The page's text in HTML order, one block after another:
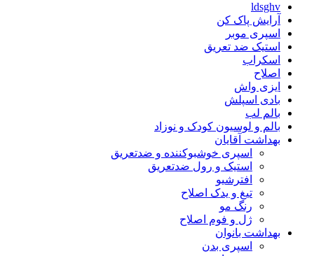
ldsghv
آرایش پاک کن
اسپری موبر
استیک ضد تعریق
اسکراب
اصلاح
ایزی واش
بادی اسپلش
بالم لب
بالم و لوسیون کودک و نوزاد
بهداشت آقایان
اسپری خوشبوکننده و ضدتعریق
استیک و رول ضدتعریق
افترشیو
تیغ و یدک اصلاح
رنگ مو
ژل و فوم اصلاح
بهداشت بانوان
اسپری بدن